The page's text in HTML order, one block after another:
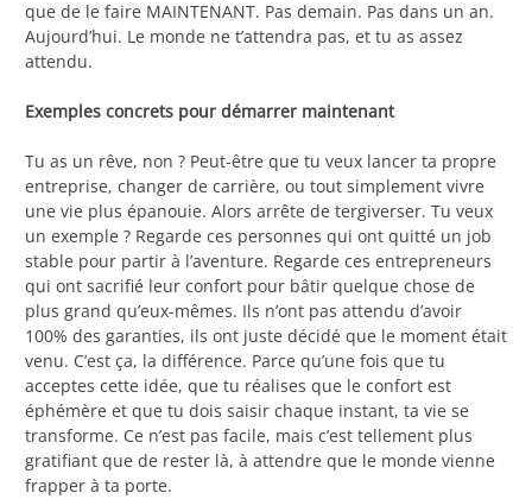
que de le faire MAINTENANT. Pas demain. Pas dans un an.
Aujourd’hui. Le monde ne t’attendra pas, et tu as assez
attendu.
Exemples concrets pour démarrer maintenant
Tu as un rêve, non ? Peut-être que tu veux lancer ta propre
entreprise, changer de carrière, ou tout simplement vivre
une vie plus épanouie. Alors arrête de tergiverser. Tu veux
un exemple ? Regarde ces personnes qui ont quitté un job
stable pour partir à l’aventure. Regarde ces entrepreneurs
qui ont sacrifié leur confort pour bâtir quelque chose de
plus grand qu’eux-mêmes. Ils n’ont pas attendu d’avoir
100% des garanties, ils ont juste décidé que le moment était
venu. C’est ça, la différence. Parce qu’une fois que tu
acceptes cette idée, que tu réalises que le confort est
éphémère et que tu dois saisir chaque instant, ta vie se
transforme. Ce n’est pas facile, mais c’est tellement plus
gratifiant que de rester là, à attendre que le monde vienne
frapper à ta porte.